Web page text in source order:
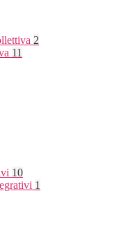
2
11
10
1